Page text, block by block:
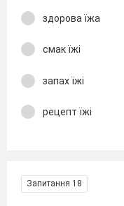
здорова їжа
смак їжі
запах їжі
рецепт їжі
Запитання 18